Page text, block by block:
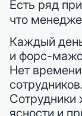
Есть ряд
что
Каждый
и форс-
Нет
сотрудников.
Сотрудники
ясности и